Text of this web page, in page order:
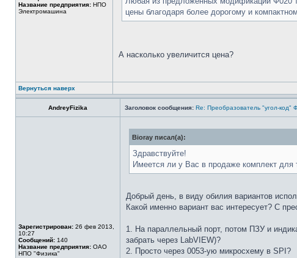
Название предприятия: НПО
Электромашина
цены благодаря более дорогому и
А насколько увеличится цена?
Вернуться наверх
AndreyFizika Заголовок сообщения: Re: Преобразователь "угол-код"
Зарегистрирован: 26 фев 2013,
10:27
Сообщений: 140
Название предприятия: ОАО
НПО "Физика"
Bioray писал(а):
Здравствуйте!
Имеется ли у Вас в продаже комплект для
Добрый день, в виду обилия вариантов
Какой именно вариант вас интересует? С
1. На параллельный порт, потом ПЗУ и
забрать через LabVIEW)?
2. Просто через 0053-ую микросхему в SPI?